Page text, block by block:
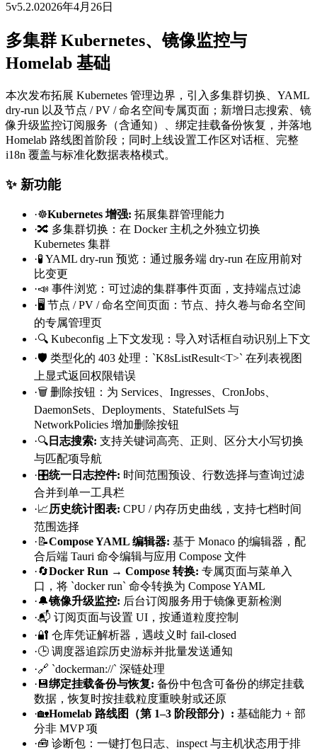
5v5.2.02026年4月26日
多集群 Kubernetes、镜像监控与
Homelab 基础
本次发布拓展 Kubernetes 管理边界，引入多集群切换、YAML
dry-run 以及节点 / PV / 命名空间专属页面；新增日志搜索、镜
像升级监控订阅服务（含通知）、绑定挂载备份恢复，并落地
Homelab 路线图首阶段；同时上线设置工作区对话框、完整
i18n 覆盖与标准化数据表格模式。
✨ 新功能
·☸️Kubernetes 增强: 拓展集群管理能力
·🔀 多集群切换：在 Docker 主机之外独立切换
Kubernetes 集群
·🧪 YAML dry-run 预览：通过服务端 dry-run 在应用前对
比变更
·📣 事件浏览：可过滤的集群事件页面，支持端点过滤
·🖥️ 节点 / PV / 命名空间页面：节点、持久卷与命名空间
的专属管理页
·🔍 Kubeconfig 上下文发现：导入对话框自动识别上下文
·🛡️ 类型化的 403 处理：`K8sListResult<T>` 在列表视图
上显式返回权限错误
·🗑️ 删除按钮：为 Services、Ingresses、CronJobs、
DaemonSets、Deployments、StatefulSets 与
NetworkPolicies 增加删除按钮
·🔍 日志搜索: 支持关键词高亮、正则、区分大小写切换
与匹配项导航
·🎛️统一日志控件: 时间范围预设、行数选择与查询过滤
合并到单一工具栏
·📈历史统计图表: CPU / 内存历史曲线，支持七档时间
范围选择
· 📝Compose YAML 编辑器: 基于 Monaco 的编辑器，配
合后端 Tauri 命令编辑与应用 Compose 文件
·🔄Docker Run → Compose 转换: 专属页面与菜单入
口，将 `docker run` 命令转换为 Compose YAML
·🔔镜像升级监控: 后台订阅服务用于镜像更新检测
·📬 订阅页面与设置 UI，按通道粒度控制
·🔐 仓库凭证解析器，遇歧义时 fail-closed
·🕒 调度器追踪历史游标并批量发送通知
·🔗 `dockerman://` 深链处理
· 💾绑定挂载备份与恢复: 备份中包含可备份的绑定挂载
数据，恢复时按挂载粒度重映射或还原
·🏡Homelab 路线图（第 1–3 阶段部分） : 基础能力 + 部
分非 MVP 项
·🧰 诊断包：一键打包日志、inspect 与主机状态用于排